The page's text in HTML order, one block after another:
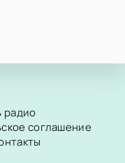
радио
соглашение